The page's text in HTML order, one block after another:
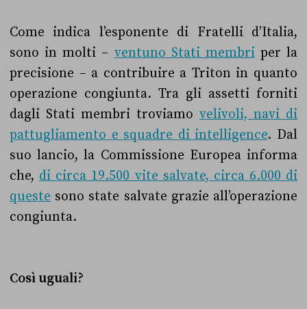
Come indica l’esponente di Fratelli d’Italia,
sono in molti – ventuno Stati membriper la
precisione – a contribuire a Triton in quanto
operazione congiunta. Tra gli assetti forniti
dagli Stati membri troviamo velivoli, navi di
pattugliamento e squadre di intelligence. Dal
suo lancio, la Commissione Europea informa
che, di circa 19.500 vite salvate, circa 6.000 di
queste sono state salvate grazie all’operazione
congiunta.
Così uguali?